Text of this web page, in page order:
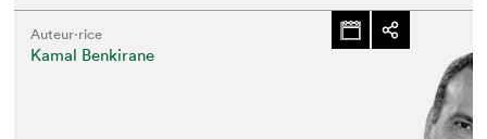
Auteur·rice
Kamal Benkirane